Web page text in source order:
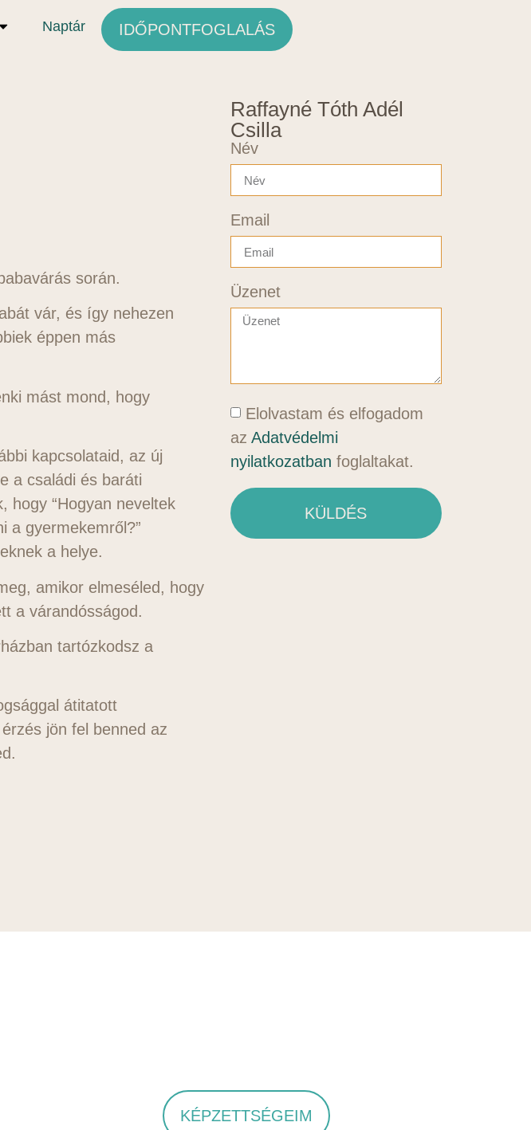
Naptár IDŐPONTFOGLALÁS
során.
vár, és így nehezen
éppen más
mást mond, hogy
kapcsolataid, az új
a családi és baráti
hogy “Hogyan neveltek
a gyermekemről?”
a helye.
amikor elmeséled, hogy
a várandósságod.
tartózkodsz a
átitatott
jön fel benned az
Raffayné Tóth Adél
Csilla
Név
Email
Üzenet
Elolvastam és elfogadom
az Adatvédelmi
nyilatkozatban foglaltakat.
KÜLDÉS
KÉPZETTSÉGEIM